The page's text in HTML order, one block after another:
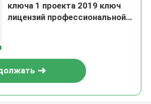
ключа 1 проекта 2019 ключ
лицензий профессиональной